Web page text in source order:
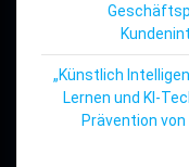
„Künstlich
Lernen und KI-
Prävention